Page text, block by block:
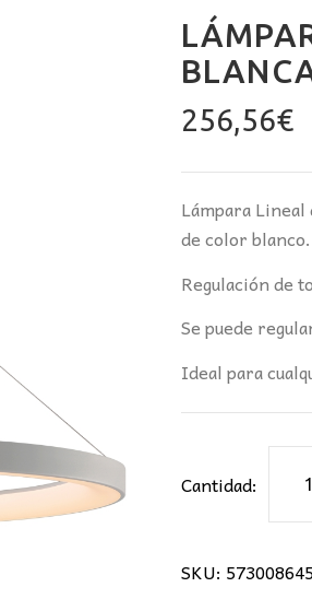
256,56€
Lámpara
de color blanco.
Regulación de
Se puede
Ideal para
Cantidad:
90Ø
SKU: